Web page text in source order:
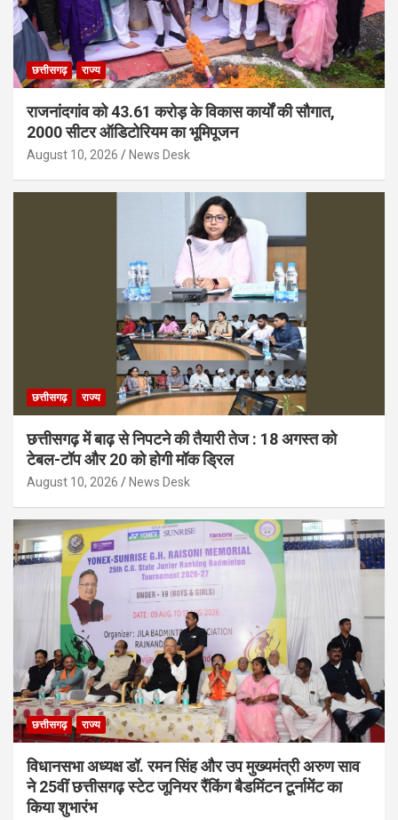
छत्तीसगढ़ राज्य
राजनांदगांव को 43.61 करोड़ के विकास कार्यों की सौगात,
2000 सीटर ऑडिटोरियम का भूमिपूजन
August 10, 2026 News Desk
छत्तीसगढ़ राज्य
छत्तीसगढ़ में बाढ़ से निपटने की तैयारी तेज : 18 अगस्त को
टेबल-टॉप और 20 को होगी मॉक ड्रिल
August 10, 2026 News Desk
छत्तीसगढ़ राज्य
विधानसभा अध्यक्ष डॉ. रमन सिंह और उप मुख्यमंत्री अरुण साव
ने 25वीं छत्तीसगढ़ स्टेट जूनियर रैंकिंग बैडमिंटन टूर्नामेंट का
किया शुभारंभ